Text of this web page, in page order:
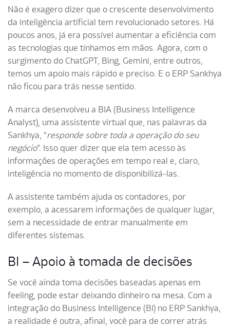
Não é exagero dizer que o crescente desenvolvimento
da inteligência artificial tem revolucionado setores. Há
poucos anos, já era possível aumentar a eficiência com
as tecnologias que tínhamos em mãos. Agora, com o
surgimento do ChatGPT, Bing, Gemini, entre outros,
temos um apoio mais rápido e preciso. E o ERP Sankhya
não ficou para trás nesse sentido.
A marca desenvolveu a BIA (Business Intelligence
Analyst), uma assistente virtual que, nas palavras da
Sankhya, “responde sobre toda a operação do seu
negócio”. Isso quer dizer que ela tem acesso às
informações de operações em tempo real e, claro,
inteligência no momento de disponibilizá-las.
A assistente também ajuda os contadores, por
exemplo, a acessarem informações de qualquer lugar,
sem a necessidade de entrar manualmente em
diferentes sistemas.
BI – Apoio à tomada de decisões
Se você ainda toma decisões baseadas apenas em
feeling, pode estar deixando dinheiro na mesa. Com a
integração do Business Intelligence (BI) no ERP Sankhya,
a realidade é outra, afinal, você para de correr atrás